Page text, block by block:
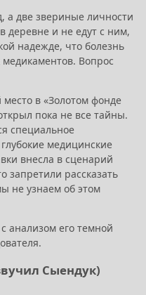
а две звериные личности
деревне и не едут с ним,
надежде, что болезнь
Вопрос
в «Золотом фонде
пока не все тайны.
специальное
медицинские
внесла в сценарий
запретили рассказать
не узнаем об этом
анализом его темной
Сыендук)